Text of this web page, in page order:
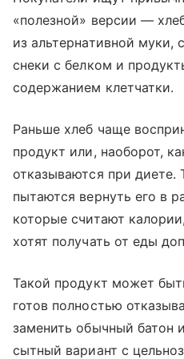
«полезной» версии —
из альтернативной муки,
снеки с белком и
содержанием клетчатки.
Раньше хлеб чаще
продукт или, наоборот,
отказываются при диете.
пытаются вернуть его в
которые считают
хотят получать от еды
Такой продукт может
готов полностью
заменить обычный батон
сытный вариант с